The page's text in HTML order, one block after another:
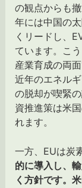
の観点からも
年には中国の
くリードし、
ています。こ
産業育成の両
近年のエネル
の脱却が喫緊
資推進策は米
れます。
一方、EUは炭
的に導入し、
く方針です。